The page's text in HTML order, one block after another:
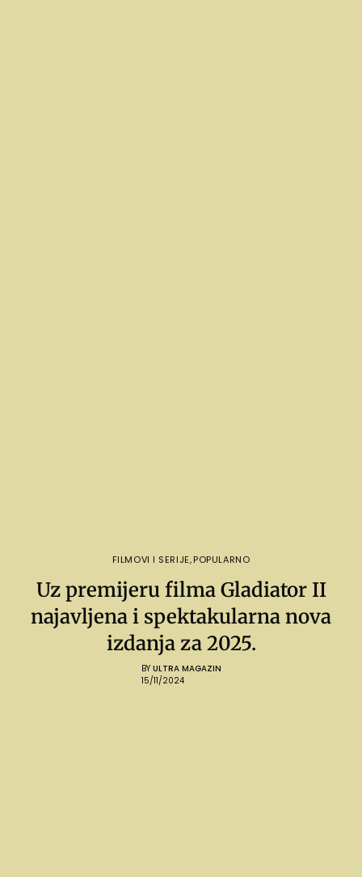
FILMOVI I SERIJE,POPULARNO
Uz premijeru filma Gladiator II
najavljena i spektakularna nova
izdanja za 2025.
BY ULTRA MAGAZIN
15/11/2024